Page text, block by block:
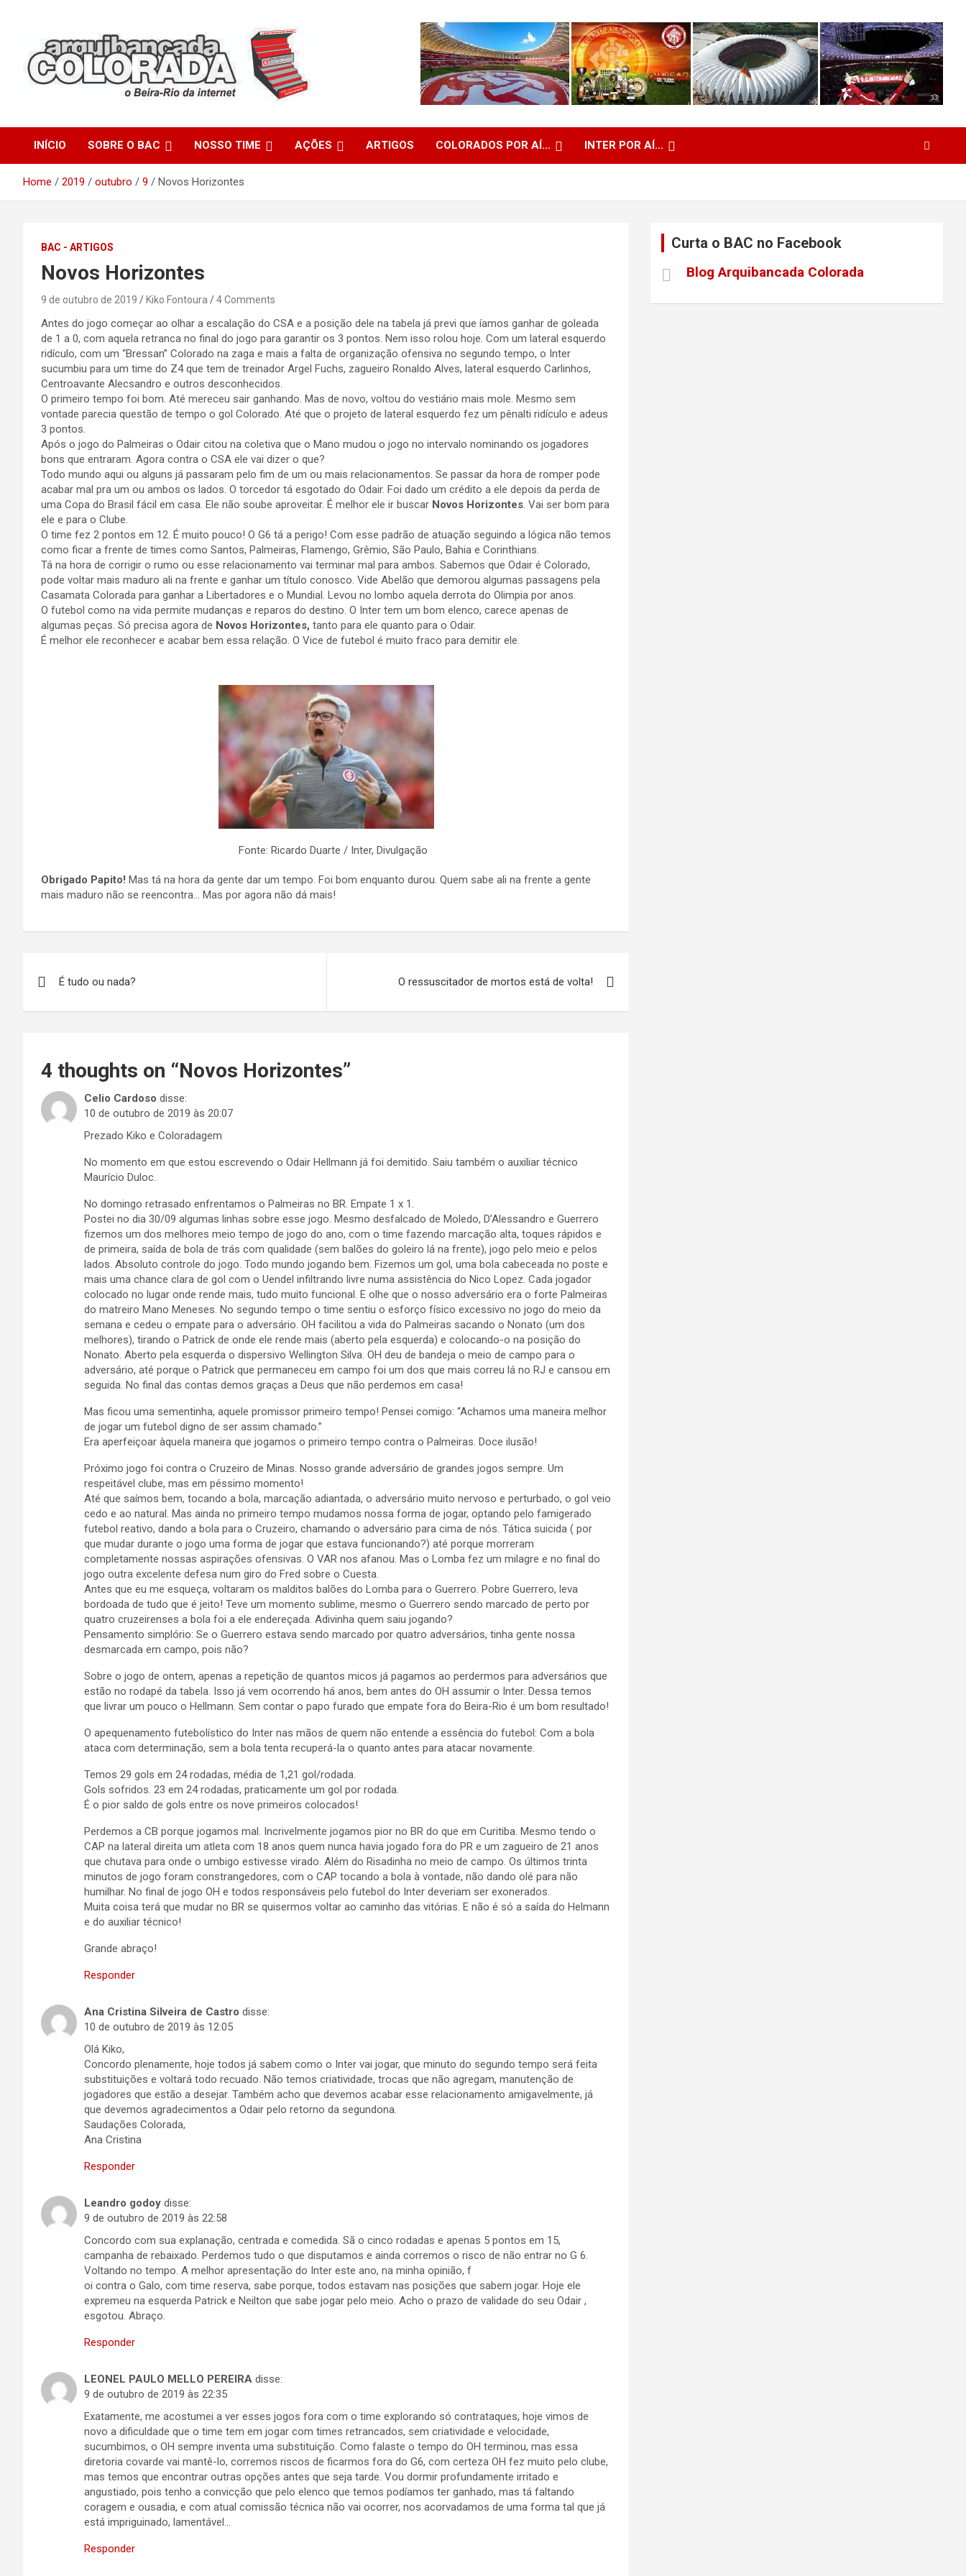
Arquibancada Colorada
INÍCIO SOBRE O BAC NOSSO TIME AÇÕES ARTIGOS COLORADOS POR AÍ… INTER POR AÍ…
Home 2019 outubro 9 Novos Horizontes
BAC - ARTIGOS
Novos Horizontes
9 de outubro de 2019 Kiko Fontoura 4 Comments
Antes do jogo começar ao olhar a escalação do CSA e a posição dele na tabela já previ que íamos ganhar de goleada
de 1 a 0, com aquela retranca no final do jogo para garantir os 3 pontos. Nem isso rolou hoje. Com um lateral esquerdo
ridículo, com um “Bressan” Colorado na zaga e mais a falta de organização ofensiva no segundo tempo, o Inter
sucumbiu para um time do Z4 que tem de treinador Argel Fuchs, zagueiro Ronaldo Alves, lateral esquerdo Carlinhos,
Centroavante Alecsandro e outros desconhecidos.
O primeiro tempo foi bom. Até mereceu sair ganhando. Mas de novo, voltou do vestiário mais mole. Mesmo sem
vontade parecia questão de tempo o gol Colorado. Até que o projeto de lateral esquerdo fez um pênalti ridículo e adeus
3 pontos.
Após o jogo do Palmeiras o Odair citou na coletiva que o Mano mudou o jogo no intervalo nominando os jogadores
bons que entraram. Agora contra o CSA ele vai dizer o que?
Todo mundo aqui ou alguns já passaram pelo fim de um ou mais relacionamentos. Se passar da hora de romper pode
acabar mal pra um ou ambos os lados. O torcedor tá esgotado do Odair. Foi dado um crédito a ele depois da perda de
uma Copa do Brasil fácil em casa. Ele não soube aproveitar. É melhor ele ir buscar Novos Horizontes. Vai ser bom para
ele e para o Clube.
O time fez 2 pontos em 12. É muito pouco! O G6 tá a perigo! Com esse padrão de atuação seguindo a lógica não temos
como ficar a frente de times como Santos, Palmeiras, Flamengo, Grêmio, São Paulo, Bahia e Corinthians.
Tá na hora de corrigir o rumo ou esse relacionamento vai terminar mal para ambos. Sabemos que Odair é Colorado,
pode voltar mais maduro ali na frente e ganhar um título conosco. Vide Abelão que demorou algumas passagens pela
Casamata Colorada para ganhar a Libertadores e o Mundial. Levou no lombo aquela derrota do Olimpia por anos.
O futebol como na vida permite mudanças e reparos do destino. O Inter tem um bom elenco, carece apenas de
algumas peças. Só precisa agora de Novos Horizontes, tanto para ele quanto para o Odair.
É melhor ele reconhecer e acabar bem essa relação. O Vice de futebol é muito fraco para demitir ele.
Fonte: Ricardo Duarte / Inter, Divulgação
Obrigado Papito! Mas tá na hora da gente dar um tempo. Foi bom enquanto durou. Quem sabe ali na frente a gente
mais maduro não se reencontra… Mas por agora não dá mais!
de
É tudo ou nada? O ressuscitador de mortos está de volta!
4 thoughts on “Novos Horizontes”
Celio Cardoso disse:
10 de outubro de 2019 às 20:07
Prezado Kiko e Coloradagem
No momento em que estou escrevendo o Odair Hellmann já foi demitido. Saiu também o auxiliar técnico
Maurício Duloc.
No domingo retrasado enfrentamos o Palmeiras no BR. Empate 1 x 1.
Postei no dia 30/09 algumas linhas sobre esse jogo. Mesmo desfalcado de Moledo, D’Alessandro e Guerrero
fizemos um dos melhores meio tempo de jogo do ano, com o time fazendo marcação alta, toques rápidos e
de primeira, saída de bola de trás com qualidade (sem balões do goleiro lá na frente), jogo pelo meio e pelos
lados. Absoluto controle do jogo. Todo mundo jogando bem. Fizemos um gol, uma bola cabeceada no poste e
mais uma chance clara de gol com o Uendel infiltrando livre numa assistência do Nico Lopez. Cada jogador
colocado no lugar onde rende mais, tudo muito funcional. E olhe que o nosso adversário era o forte Palmeiras
do matreiro Mano Meneses. No segundo tempo o time sentiu o esforço físico excessivo no jogo do meio da
semana e cedeu o empate para o adversário. OH facilitou a vida do Palmeiras sacando o Nonato (um dos
melhores), tirando o Patrick de onde ele rende mais (aberto pela esquerda) e colocando-o na posição do
Nonato. Aberto pela esquerda o dispersivo Wellington Silva. OH deu de bandeja o meio de campo para o
adversário, até porque o Patrick que permaneceu em campo foi um dos que mais correu lá no RJ e cansou em
seguida. No final das contas demos graças a Deus que não perdemos em casa!
Mas ficou uma sementinha, aquele promissor primeiro tempo! Pensei comigo: “Achamos uma maneira melhor
de jogar um futebol digno de ser assim chamado.”
Era aperfeiçoar àquela maneira que jogamos o primeiro tempo contra o Palmeiras. Doce ilusão!
Próximo jogo foi contra o Cruzeiro de Minas. Nosso grande adversário de grandes jogos sempre. Um
respeitável clube, mas em péssimo momento!
Até que saímos bem, tocando a bola, marcação adiantada, o adversário muito nervoso e perturbado, o gol veio
cedo e ao natural. Mas ainda no primeiro tempo mudamos nossa forma de jogar, optando pelo famigerado
futebol reativo, dando a bola para o Cruzeiro, chamando o adversário para cima de nós. Tática suicida ( por
que mudar durante o jogo uma forma de jogar que estava funcionando?) até porque morreram
completamente nossas aspirações ofensivas. O VAR nos afanou. Mas o Lomba fez um milagre e no final do
jogo outra excelente defesa num giro do Fred sobre o Cuesta.
Antes que eu me esqueça, voltaram os malditos balões do Lomba para o Guerrero. Pobre Guerrero, leva
bordoada de tudo que é jeito! Teve um momento sublime, mesmo o Guerrero sendo marcado de perto por
quatro cruzeirenses a bola foi a ele endereçada. Adivinha quem saiu jogando?
Pensamento simplório: Se o Guerrero estava sendo marcado por quatro adversários, tinha gente nossa
desmarcada em campo, pois não?
Sobre o jogo de ontem, apenas a repetição de quantos micos já pagamos ao perdermos para adversários que
estão no rodapé da tabela. Isso já vem ocorrendo há anos, bem antes do OH assumir o Inter. Dessa temos
que livrar um pouco o Hellmann. Sem contar o papo furado que empate fora do Beira-Rio é um bom resultado!
O apequenamento futebolístico do Inter nas mãos de quem não entende a essência do futebol: Com a bola
ataca com determinação, sem a bola tenta recuperá-la o quanto antes para atacar novamente.
Temos 29 gols em 24 rodadas, média de 1,21 gol/rodada.
Gols sofridos. 23 em 24 rodadas, praticamente um gol por rodada.
É o pior saldo de gols entre os nove primeiros colocados!
Perdemos a CB porque jogamos mal. Incrivelmente jogamos pior no BR do que em Curitiba. Mesmo tendo o
CAP na lateral direita um atleta com 18 anos quem nunca havia jogado fora do PR e um zagueiro de 21 anos
que chutava para onde o umbigo estivesse virado. Além do Risadinha no meio de campo. Os últimos trinta
minutos de jogo foram constrangedores, com o CAP tocando a bola à vontade, não dando olé para não
humilhar. No final de jogo OH e todos responsáveis pelo futebol do Inter deveriam ser exonerados.
Muita coisa terá que mudar no BR se quisermos voltar ao caminho das vitórias. E não é só a saída do Helmann
e do auxiliar técnico!
Grande abraço!
Responder
Ana Cristina Silveira de Castro disse:
10 de outubro de 2019 às 12:05
Olá Kiko,
Concordo plenamente, hoje todos já sabem como o Inter vai jogar, que minuto do segundo tempo será feita
substituições e voltará todo recuado. Não temos criatividade, trocas que não agregam, manutenção de
jogadores que estão a desejar. Também acho que devemos acabar esse relacionamento amigavelmente, já
que devemos agradecimentos a Odair pelo retorno da segundona.
Saudações Colorada,
Ana Cristina
Responder
Leandro godoy disse:
9 de outubro de 2019 às 22:58
Concordo com sua explanação, centrada e comedida. Sã o cinco rodadas e apenas 5 pontos em 15,
campanha de rebaixado. Perdemos tudo o que disputamos e ainda corremos o risco de não entrar no G 6.
Voltando no tempo. A melhor apresentação do Inter este ano, na minha opinião, f
oi contra o Galo, com time reserva, sabe porque, todos estavam nas posições que sabem jogar. Hoje ele
expremeu na esquerda Patrick e Neilton que sabe jogar pelo meio. Acho o prazo de validade do seu Odair ,
esgotou. Abraço.
Responder
LEONEL PAULO MELLO PEREIRA disse:
9 de outubro de 2019 às 22:35
Exatamente, me acostumei a ver esses jogos fora com o time explorando só contrataques, hoje vimos de
novo a dificuldade que o time tem em jogar com times retrancados, sem criatividade e velocidade,
sucumbimos, o OH sempre inventa uma substituição. Como falaste o tempo do OH terminou, mas essa
diretoria covarde vai mantê-lo, corremos riscos de ficarmos fora do G6, com certeza OH fez muito pelo clube,
mas temos que encontrar outras opções antes que seja tarde. Vou dormir profundamente irritado e
angustiado, pois tenho a convicção que pelo elenco que temos podíamos ter ganhado, mas tá faltando
coragem e ousadia, e com atual comissão técnica não vai ocorrer, nos acorvadamos de uma forma tal que já
está impriguinado, lamentável…
Responder
Curta o BAC no Facebook
Blog Arquibancada Colorada